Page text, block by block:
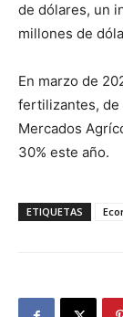
de dólares, un
millones de
En marzo de
fertilizantes, de
Mercados
30% este año.
ETIQUETAS